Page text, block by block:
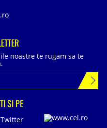
noastre te rugam sa te
SI PE
Twitter